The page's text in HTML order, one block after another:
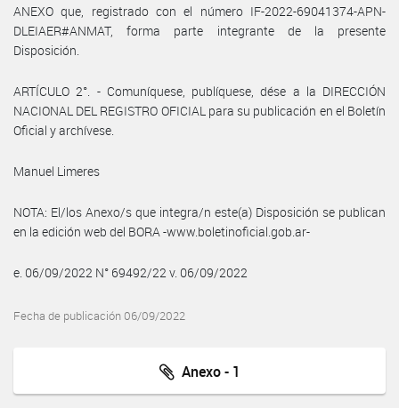
ANEXO que, registrado con el número IF-2022-69041374-APN-
DLEIAER#ANMAT, forma parte integrante de la presente
Disposición.
ARTÍCULO 2°. - Comuníquese, publíquese, dése a la DIRECCIÓN
NACIONAL DEL REGISTRO OFICIAL para su publicación en el Boletín
Oficial y archívese.
Manuel Limeres
NOTA: El/los Anexo/s que integra/n este(a) Disposición se publican
en la edición web del BORA -www.boletinoficial.gob.ar-
e. 06/09/2022 N° 69492/22 v. 06/09/2022
Fecha de publicación 06/09/2022
Anexo - 1